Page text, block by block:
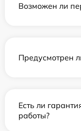
Возможен ли
Предусмотрен
Есть ли
работы?